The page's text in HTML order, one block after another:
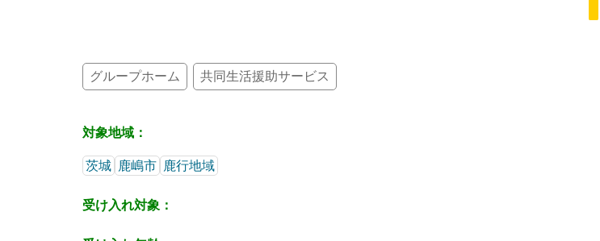
グループホーム 共同生活援助サービス
対象地域：
茨城 鹿嶋市 鹿行地域
受け入れ対象：